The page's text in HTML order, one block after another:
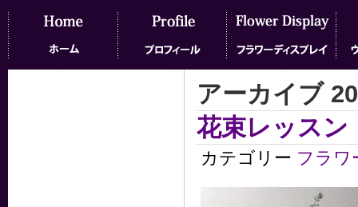
フラワーディスプレイ ウェ
アーカイブ
花束レッスン
カテゴリー フラワ